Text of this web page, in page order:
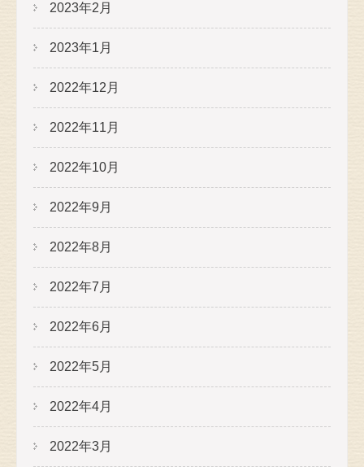
2023年2月
2023年1月
2022年12月
2022年11月
2022年10月
2022年9月
2022年8月
2022年7月
2022年6月
2022年5月
2022年4月
2022年3月